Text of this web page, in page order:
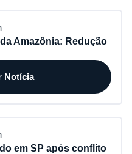
Amazônia: Redução
Notícia
em SP após conflito